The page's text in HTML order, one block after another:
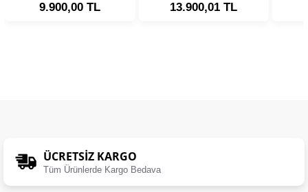
9.900,00 TL 13.900,01 TL
ÜCRETSIZ KARGO
Tüm Ürünlerde Kargo Bedava